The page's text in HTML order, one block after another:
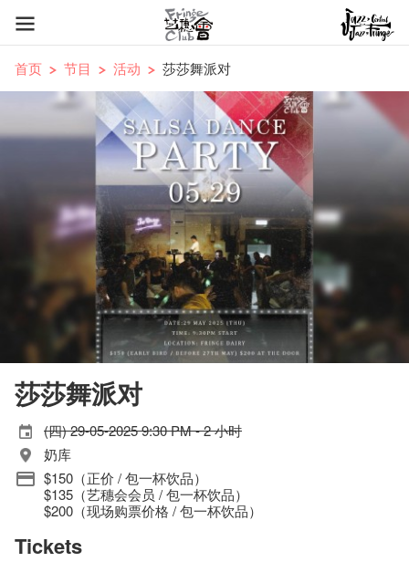
首页 节目 活动 莎莎舞派对
莎莎舞派对
(四) 29-05-2025 9:30 PM - 2 小时
奶库
$150（正价 / 包一杯饮品）
$135（艺穗会会员 / 包一杯饮品）
$200（现场购票价格 / 包一杯饮品）
Tickets